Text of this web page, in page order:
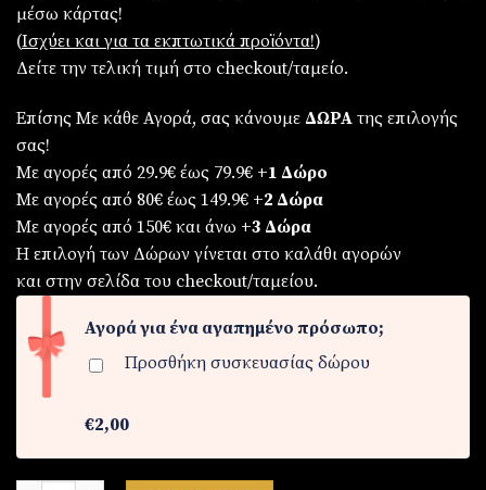
μέσω κάρτας!
(Iσχύει και για τα εκπτωτικά προϊόντα!)
Δείτε την τελική τιμή στο checkout/ταμείο.
Επίσης Με κάθε Αγορά, σας κάνουμε ΔΩΡΑ της επιλογής
σας!
Με αγορές από 29.9€ έως 79.9€ +1 Δώρο
Με αγορές από 80€ έως 149.9€ +2 Δώρα
Με αγορές από 150€ και άνω +3 Δώρα
Η επιλογή των Δώρων γίνεται στο καλάθι αγορών
και στην σελίδα του checkout/ταμείου.
Αγορά για ένα αγαπημένο πρόσωπο;
Προσθήκη συσκευασίας δώρου
€2,00